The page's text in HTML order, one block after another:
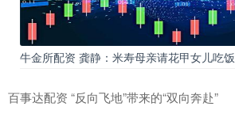
牛金所配资 龚静：米寿母亲请花甲女儿吃饭
百事达配资 “反向飞地”带来的“双向奔赴”